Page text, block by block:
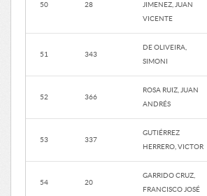
50 28
JIMENEZ, JUAN
VICENTE
51 343
DE OLIVEIRA,
SIMONI
52 366
ROSA RUIZ, JUAN
ANDRÉS
53 337
GUTIÉRREZ
HERRERO, VICTOR
54 20
GARRIDO CRUZ,
FRANCISCO JOSÉ